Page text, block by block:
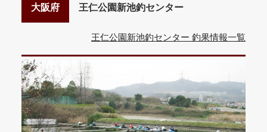
大阪府 王仁公園新池釣センター
王仁公園新池釣センター 釣果情報一覧